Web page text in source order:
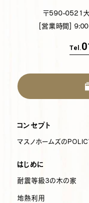
〒590-0521
[営業時間]
Tel.
コンセプト
マスノホームズの
はじめに
耐震等級3の木の家
地熱利用